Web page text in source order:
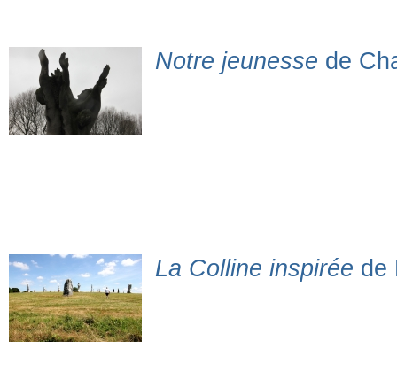
Notre jeunesse de
La Colline inspirée de